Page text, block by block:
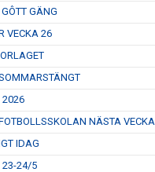
GÄNG
VECKA 26
2026
NÄSTA VECKA
IDAG
23-24/5